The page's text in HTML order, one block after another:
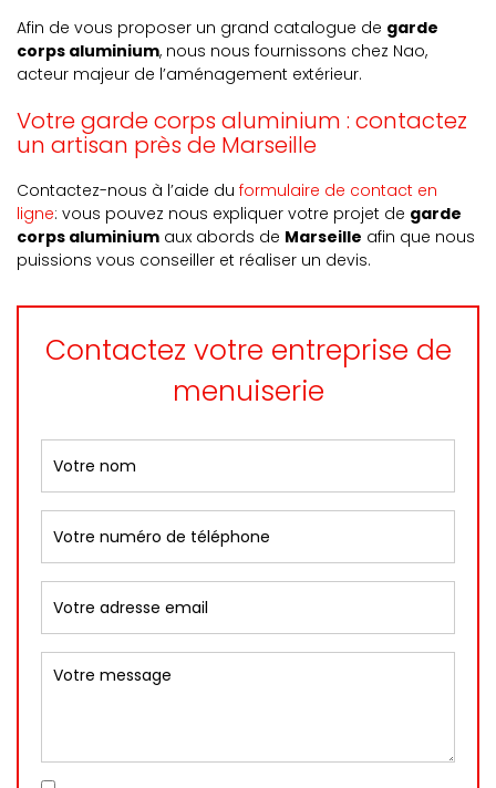
Afin de vous proposer un grand catalogue de garde
corps aluminium, nous nous fournissons chez Nao,
acteur majeur de l’aménagement extérieur.
Votre garde corps aluminium : contactez
un artisan près de Marseille
Contactez-nous à l’aide du formulaire de contact en
ligne: vous pouvez nous expliquer votre projet de garde
corps aluminium aux abords de Marseille afin que nous
puissions vous conseiller et réaliser un devis.
Contactez votre entreprise de
menuiserie